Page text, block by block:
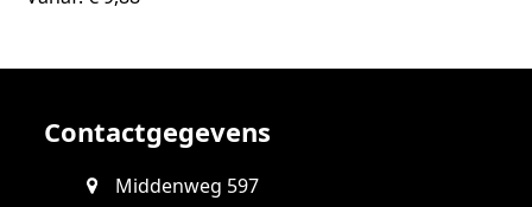
Contactgegevens
Middenweg 597